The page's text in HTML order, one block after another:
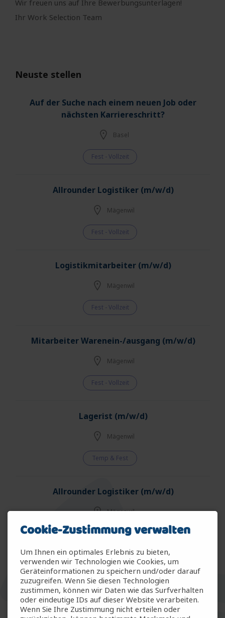
Wir freuen uns auf Ihre Bewerbungsunterlagen!
Ihr Work Selection Team
Neuste stellen
Auf der Suche nach einem neuen Job oder
nächsten Karriereschritt?
Basel
Fest - Vollzeit
Allrounder Logistiker (m/w/d)
Mägenwil
Fest - Vollzeit
Logistikmitarbeiter (m/w/d)
Mägenwil
Fest - Vollzeit
Mitarbeiter Warenein-/ausgang (m/w/d)
Mägenwil
Fest - Vollzeit
Lagerist (m/w/d)
Mägenwil
Temp & Fest
Allrounder Logistiker (m/w/d)
Mägenwil
Temp & Fest
Allrounder Gartenbau (m/w/d)
Arbon
Temp & Fest
Cookie-Zustimmung verwalten
Um Ihnen ein optimales Erlebnis zu bieten,
verwenden wir Technologien wie Cookies, um
Geräteinformationen zu speichern und/oder darauf
zuzugreifen. Wenn Sie diesen Technologien
zustimmen, können wir Daten wie das Surfverhalten
oder eindeutige IDs auf dieser Website verarbeiten.
Wenn Sie Ihre Zustimmung nicht erteilen oder